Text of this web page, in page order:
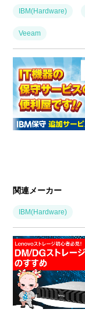
IBM(Hardware)
Veeam
関連メーカー
IBM(Hardware)